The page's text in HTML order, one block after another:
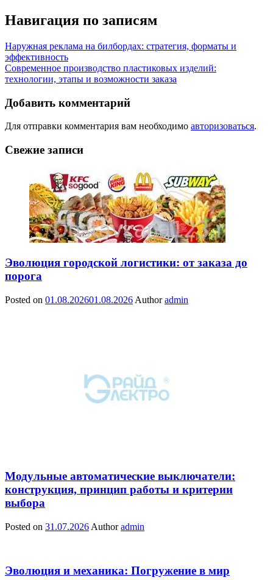
Навигация по записям
Наружная реклама на билбордах: стратегия, форматы и
эффективность
Современное производство пластиковых изделий:
технологии, этапы и возможности заказа
Добавить комментарий
Для отправки комментария вам необходимо авторизоваться.
Свежие записи
Эволюция городской логистики: от заказа до
порога
Posted on 01.08.202601.08.2026 Author admin
Модульные автоматические выключатели:
конструкция, принцип работы и критерии
выбора
Posted on 31.07.2026 Author admin
Эволюция и механика: Погружение в мир